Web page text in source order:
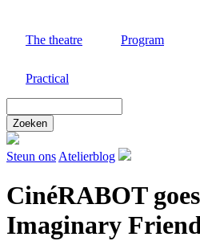
mainThe theatre Program
Practical
door
deze
site
Steun ons Atelierblog
CinéRABOT
Imaginary